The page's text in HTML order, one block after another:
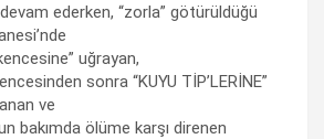
ederken, “zorla” götürüldüğü
uğrayan,
sonra “KUYU TİP’LERİNE”
ve
bakımda ölüme karşı direnen